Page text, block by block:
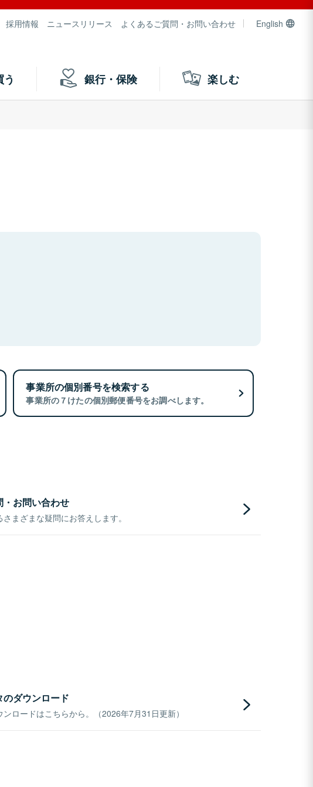
採用情報 ニュースリリース よくあるご質問・お問い合わせ English
う 銀行・保険 楽しむ
事業所の個別番号を検索する
事業所の７けたの個別郵便番号をお調べします。
・お問い合わせ
まざまな疑問にお答えします。
ダウンロード
ロードはこちらから。（2026年7月31日更新）